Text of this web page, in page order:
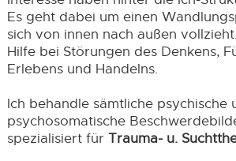
Es geht dabei um einen
sich von innen nach außen
Hilfe bei Störungen des Denkens,
Erlebens und Handelns.
Ich behandle sämtliche psychische
psychosomatische
spezialisiert für Trauma- u.